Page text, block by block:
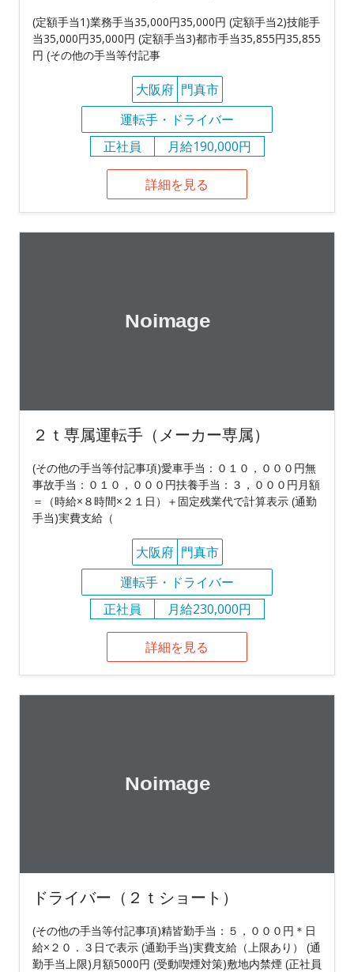
(定額手当1)業務手当35,000円35,000円 (定額手当2)技能手
当35,000円35,000円 (定額手当3)都市手当35,855円35,855
円 (その他の手当等付記事
大阪府 門真市
運転手・ドライバー
正社員
月給190,000円
詳細を見る
２ｔ専属運転手（メーカー専属）
(その他の手当等付記事項)愛車手当：０１０，０００円無
事故手当：０１０，０００円扶養手当：３，０００円月額
＝（時給×８時間×２１日）＋固定残業代で計算表示 (通勤
手当)実費支給（
大阪府 門真市
運転手・ドライバー
正社員
月給230,000円
詳細を見る
ドライバー（２ｔショート）
(その他の手当等付記事項)精皆勤手当：５，０００円＊日
給×２０．３日で表示 (通勤手当)実費支給（上限あり） (通
勤手当上限)月額5000円 (受動喫煙対策)敷地内禁煙 (正社員